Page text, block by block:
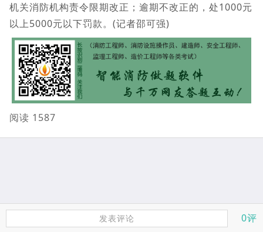
机关消防机构责令限期改正；逾期不改正的，处1000元
以上5000元以下罚款。(记者邵可强)
阅读 1587
发表评论 0评